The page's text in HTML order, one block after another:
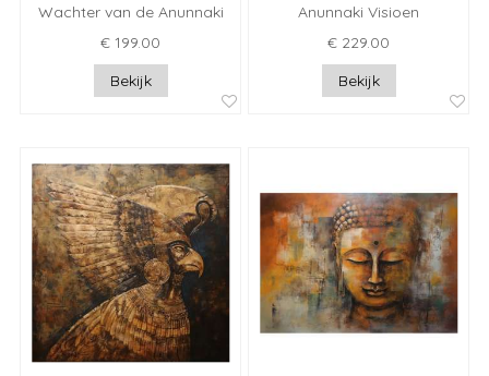
Wachter van de Anunnaki
€ 199.00
Bekijk
Anunnaki Visioen
€ 229.00
Bekijk